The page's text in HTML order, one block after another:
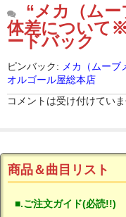
“メカ（ム
体差について
ードバック
ピンバック: メカ（ムー
オルゴール屋総本店
コメントは受け付けていま
商品＆曲目リスト
■.ご注文ガイド(必読!!)